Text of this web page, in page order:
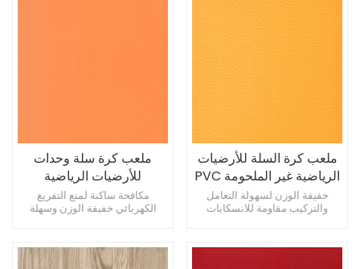
ملعب كرة سلة وحدات
للأرضيات الرياضية
البلاستيكية الملونة مقاس
4.5 مم
مكافحة ساكنة لمنع التفريغ
الكهربائي خفيفة الوزن وسهلة
ملعب كرة السلة للأرضيات
الرياضية غير الملحومة PVC
مقاس 4.5 مم
خفيفة الوزن لسهولة التعامل
والتركيب مقاومة للانسكابات